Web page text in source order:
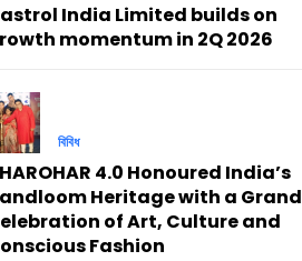
India Limited builds on
momentum in 2Q 2026
বিবিধ
4.0 Honoured India’s
Heritage with a Grand
of Art, Culture and
Fashion